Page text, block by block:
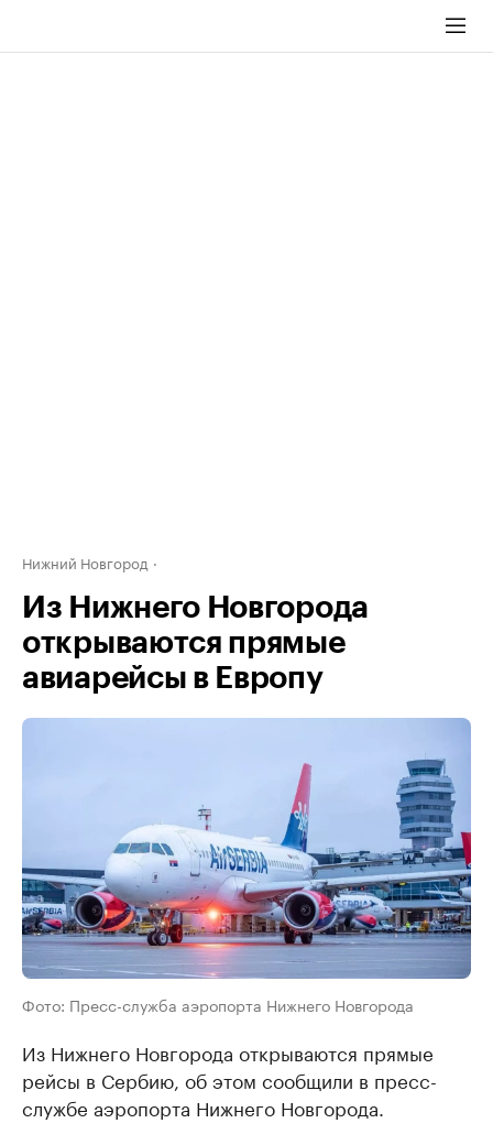
Нижний Новгород
Из Нижнего Новгорода
открываются прямые
авиарейсы в Европу
Фото: Пресс-служба аэропорта Нижнего Новгорода
Из Нижнего Новгорода открываются прямые
рейсы в Сербию, об этом сообщили в пресс-
службе аэропорта Нижнего Новгорода.